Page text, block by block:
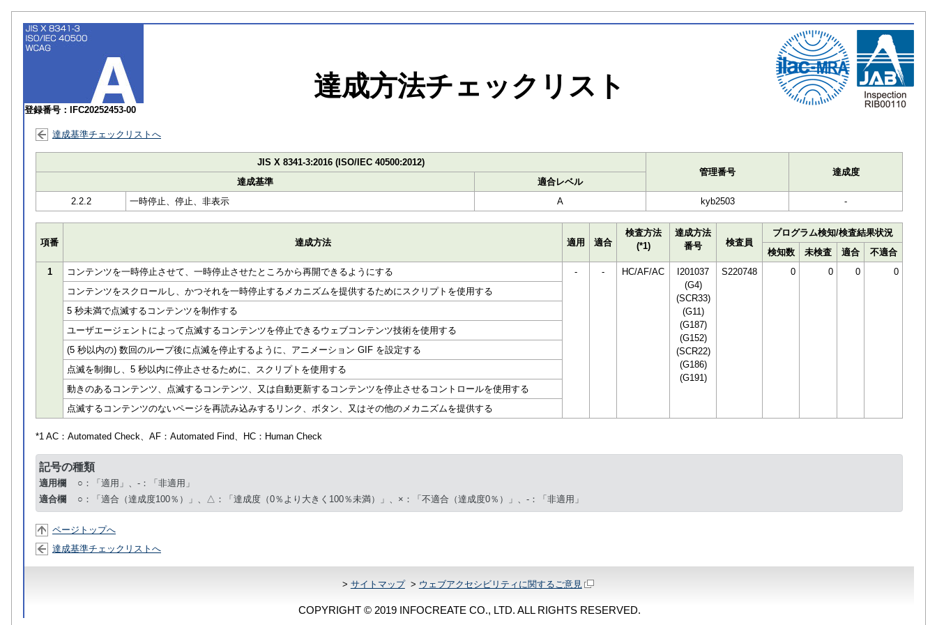
登録番号：IFC20252453-00
達成方法チェックリスト
達成基準チェックリストへ
JIS X 8341-3:2016 (ISO/IEC 40500:2012)
管理番号
達成度
達成基準
適合レベル
2.2.2
一時停止、停止、非表示 A kyb2503 -
項番 達成方法 適用 適合
検査方法
(*1)
達成方法
番号
検査員
プログラム検知/検査結果状況
検知数
未検査 適合
不適合
1
コンテンツを一時停止させて、一時停止させたところから再開できるようにする - - HC/AF/AC
I201037
(G4)
(SCR33)
(G11)
(G187)
(G152)
(SCR22)
(G186)
(G191)
S220748 0 0 0
0
コンテンツをスクロールし、かつそれを一時停止するメカニズムを提供するためにスクリプトを使用する
5 秒未満で点滅するコンテンツを制作する
ユーザエージェントによって点滅するコンテンツを停止できるウェブコンテンツ技術を使用する
(5 秒以内の) 数回のループ後に点滅を停止するように、アニメーション GIF を設定する
点滅を制御し、5 秒以内に停止させるために、スクリプトを使用する
動きのあるコンテンツ、点滅するコンテンツ、又は自動更新するコンテンツを停止させるコントロールを使用する
点滅するコンテンツのないページを再読み込みするリンク、ボタン、又はその他のメカニズムを提供する
*1 AC： Automated Check、AF： Automated Find、HC： Human Check
記号の種類
適用欄
○：「適用」、-：「非適用」
適合欄
○：「適合（達成度100％）」、△：「達成度（0％より大きく100％未満）」、×：「不適合（達成度0％）」、-：「非適用」
ページトップへ
達成基準チェックリストへ
> サイトマップ> ウェブアクセシビリティに関するご意見
COPYRIGHT © 2019 INFOCREATE CO., LTD. ALL RIGHTS RESERVED.